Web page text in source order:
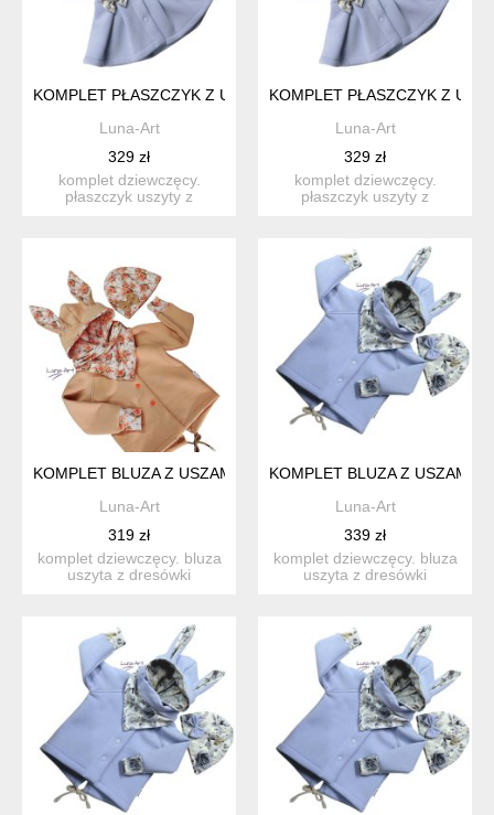
KOMPLET PŁASZCZYK Z USZAMI ORAZ CZAPKA I CHUSTKA
Luna-Art
329 zł
komplet dziewczęcy.
płaszczyk uszyty z
KOMPLET PŁASZCZYK Z
Luna-Art
329 zł
komplet dziewczęcy.
płaszczyk uszyty z
KOMPLET BLUZA Z USZAMI ORAZ CZAPKA I CHUSTKA R.80/86
Luna-Art
319 zł
komplet dziewczęcy. bluza
uszyta z dresówki
KOMPLET BLUZA Z USZAMI
Luna-Art
339 zł
komplet dziewczęcy. bluza
uszyta z dresówki